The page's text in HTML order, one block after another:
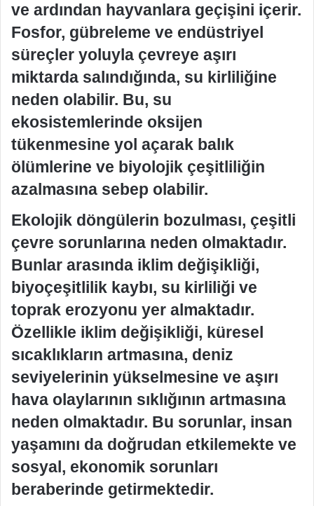
ve ardından hayvanlara geçişini içerir.
Fosfor, gübreleme ve endüstriyel
süreçler yoluyla çevreye aşırı
miktarda salındığında, su kirliliğine
neden olabilir. Bu, su
ekosistemlerinde oksijen
tükenmesine yol açarak balık
ölümlerine ve biyolojik çeşitliliğin
azalmasına sebep olabilir.
Ekolojik döngülerin bozulması, çeşitli
çevre sorunlarına neden olmaktadır.
Bunlar arasında iklim değişikliği,
biyoçeşitlilik kaybı, su kirliliği ve
toprak erozyonu yer almaktadır.
Özellikle iklim değişikliği, küresel
sıcaklıkların artmasına, deniz
seviyelerinin yükselmesine ve aşırı
hava olaylarının sıklığının artmasına
neden olmaktadır. Bu sorunlar, insan
yaşamını da doğrudan etkilemekte ve
sosyal, ekonomik sorunları
beraberinde getirmektedir.